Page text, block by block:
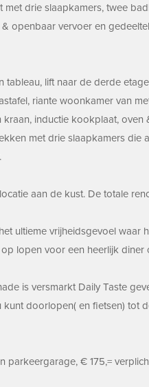
met drie slaapkamers, twee
openbaar vervoer en
tableau, lift naar de derde
riante woonkamer van
inductie kookplaat,
met drie slaapkamers
aan de kust. De totale
ultieme vrijheidsgevoel waar
lopen voor een heerlijk
is versmarkt Daily Taste
doorlopen( en fietsen) tot
parkeergarage, € 175,=